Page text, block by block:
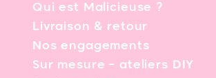
Qui est Malicieuse ?
Livraison & retour
Nos engagements
Sur mesure - ateliers DIY